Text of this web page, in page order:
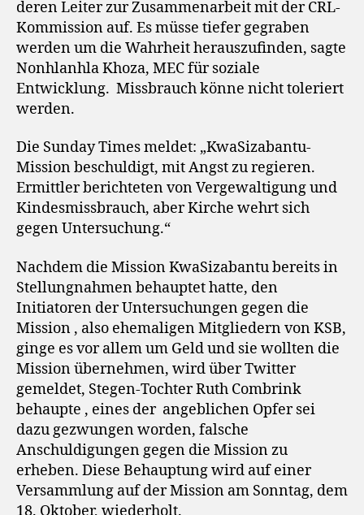
deren Leiter zur Zusammenarbeit mit der CRL-
Kommission auf. Es müsse tiefer gegraben
werden um die Wahrheit herauszufinden, sagte
Nonhlanhla Khoza, MEC für soziale
Entwicklung. Missbrauch könne nicht toleriert
werden.
Die Sunday Times meldet: „KwaSizabantu-
Mission beschuldigt, mit Angst zu regieren.
Ermittler berichteten von Vergewaltigung und
Kindesmissbrauch, aber Kirche wehrt sich
gegen Untersuchung.“
Nachdem die Mission KwaSizabantu bereits in
Stellungnahmen behauptet hatte, den
Initiatoren der Untersuchungen gegen die
Mission , also ehemaligen Mitgliedern von KSB,
ginge es vor allem um Geld und sie wollten die
Mission übernehmen, wird über Twitter
gemeldet, Stegen-Tochter Ruth Combrink
behaupte , eines der angeblichen Opfer sei
dazu gezwungen worden, falsche
Anschuldigungen gegen die Mission zu
erheben. Diese Behauptung wird auf einer
Versammlung auf der Mission am Sonntag, dem
18. Oktober, wiederholt.